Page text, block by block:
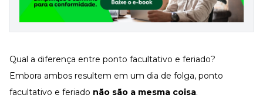
Qual a diferença entre ponto facultativo e feriado?
Embora ambos resultem em um dia de folga, ponto
facultativo e feriado não são a mesma coisa.